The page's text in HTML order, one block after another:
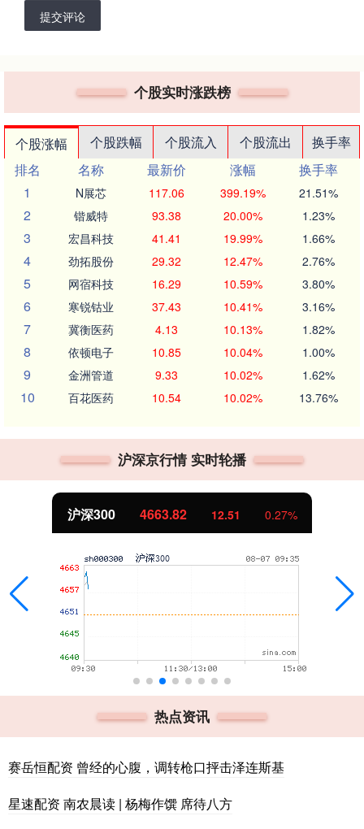
提交评论
个股实时涨跌榜
个股涨幅 个股跌幅 个股流入 个股流出
换手率
排名
名称 最新价 涨幅
换手率
1
N展芯 117.06 399.19% 21.51%
2 锴威特 93.38 20.00% 1.23%
3 宏昌科技 41.41 19.99% 1.66%
4 劲拓股份 29.32 12.47% 2.76%
5 网宿科技 16.29 10.59% 3.80%
6 寒锐钴业 37.43 10.41% 3.16%
7 冀衡医药 4.13 10.13% 1.82%
8 依顿电子 10.85 10.04% 1.00%
9 金洲管道 9.33 10.02% 1.62%
10 百花医药 10.54 10.02% 13.76%
沪深京行情 实时轮播
沪深300 4663.82 12.51 0.27%
热点资讯
赛岳恒配资 曾经的心腹，调转枪口抨击泽连斯基
星速配资 南农晨读 | 杨梅作馔 席待八方